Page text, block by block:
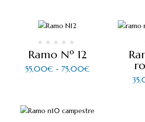
Ramo Nº 12
55,00€ - 75,00€